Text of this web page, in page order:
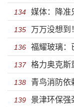
134 媒体：降准
135 万万没想到
友：看到就醉了
136 福耀玻璃：
《美国工厂》
137 格力奥克斯
138 青鸟消防依
致盈利隐忧
139 景津环保强